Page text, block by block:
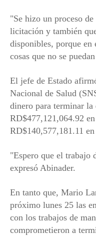
"Se hizo un proceso
licitación y también
disponibles, porque en
cosas que no se
El jefe de Estado
Nacional de Salud
dinero para terminar
RD$477,121,064.92
RD$140,577,181.11
"Espero que el trabajo
expresó Abinader.
En tanto que, Mario
próximo lunes 25 las
con los trabajos de
comprometieron a